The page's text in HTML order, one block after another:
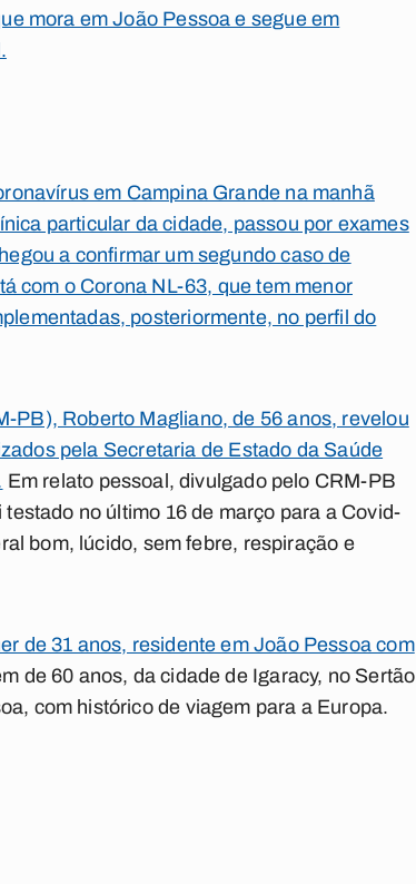
mora em João Pessoa e segue em
em Campina Grande na manhã
particular da cidade, passou por exames
a confirmar um segundo caso de
com o Corona NL-63, que tem menor
posteriormente, no perfil do
PB), Roberto Magliano, de 56 anos, revelou
pela Secretaria de Estado da Saúde
Em relato pessoal, divulgado pelo CRM-PB
no último 16 de março para a Covid-
bom, lúcido, sem febre, respiração e
de 31 anos, residente em João Pessoa com
de 60 anos, da cidade de Igaracy, no Sertão
com histórico de viagem para a Europa.